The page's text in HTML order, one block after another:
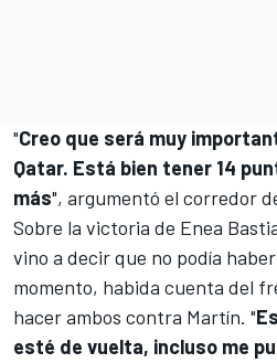
"Creo que será muy
Qatar. Está bien tener 14
más", argumentó el corredor
Sobre la victoria de Enea
vino a decir que no podía
momento, habida cuenta del
hacer ambos contra Martín. "
esté de vuelta, incluso me